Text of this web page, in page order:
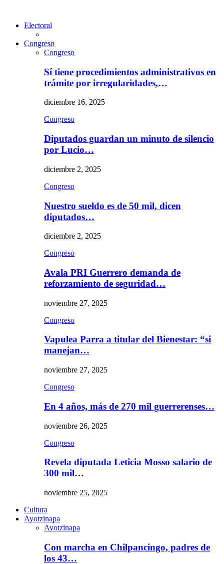
Electoral
Congreso
Congreso
Sí tiene procedimientos administrativos en
trámite por irregularidades,…
diciembre 16, 2025
Congreso
Diputados guardan un minuto de silencio
por Lucio…
diciembre 2, 2025
Congreso
Nuestro sueldo es de 50 mil, dicen
diputados…
diciembre 2, 2025
Congreso
Avala PRI Guerrero demanda de
reforzamiento de seguridad…
noviembre 27, 2025
Congreso
Vapulea Parra a titular del Bienestar: “si
manejan…
noviembre 27, 2025
Congreso
En 4 años, más de 270 mil guerrerenses…
noviembre 26, 2025
Congreso
Revela diputada Leticia Mosso salario de
300 mil…
noviembre 25, 2025
Cultura
Ayotzinapa
Ayotzinapa
Con marcha en Chilpancingo, padres de
los 43…